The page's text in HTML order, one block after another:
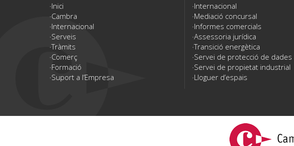
Inici
Cambra
Internacional
Serveis
Tràmits
Comerç
Formació
Suport a l’Empresa
Internacional
Mediació concursal
Informes comercials
Assessoria jurídica
Transició energètica
Servei de protecció de dades
Servei de propietat industrial
Lloguer d’espais